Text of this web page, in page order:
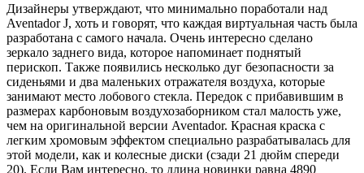
Дизайнеры утверждают, что минимально поработали над
Aventador J, хоть и говорят, что каждая виртуальная часть была
разработана с самого начала. Очень интересно сделано
зеркало заднего вида, которое напоминает поднятый
перископ. Также появились несколько дуг безопасности за
сиденьями и два маленьких отражателя воздуха, которые
занимают место лобового стекла. Передок с прибавившим в
размерах карбоновым воздухозаборником стал малость уже,
чем на оригинальной версии Aventador. Красная краска с
легким хромовым эффектом специально разрабатывалась для
этой модели, как и колесные диски (сзади 21 дюйм спереди
20). Если Вам интересно, то длина новинки равна 4890